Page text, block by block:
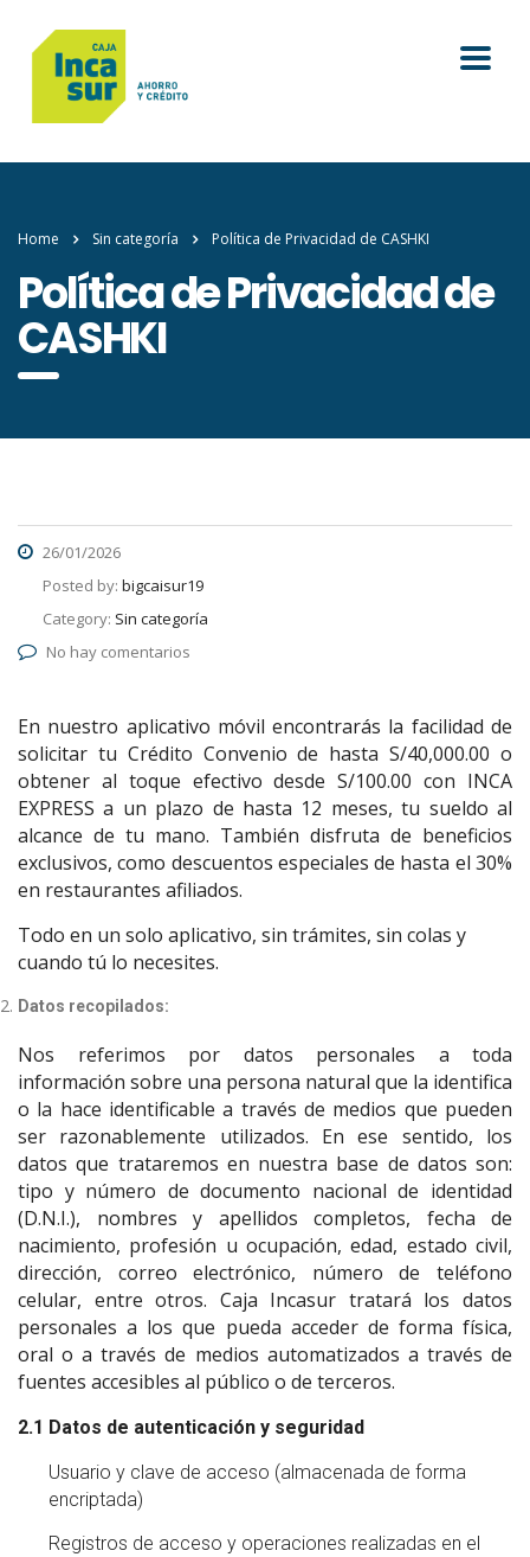
Home Sin categoría Política de Privacidad de CASHKI
Política de Privacidad de
CASHKI
26/01/2026
Posted by: bigcaisur19
Category: Sin categoría
No hay comentarios
En nuestro aplicativo móvil encontrarás la facilidad de
solicitar tu Crédito Convenio de hasta S/40,000.00 o
obtener al toque efectivo desde S/100.00 con INCA
EXPRESS a un plazo de hasta 12 meses, tu sueldo al
alcance de tu mano. También disfruta de beneficios
exclusivos, como descuentos especiales de hasta el 30%
en restaurantes afiliados.
Todo en un solo aplicativo, sin trámites, sin colas y
cuando tú lo necesites.
Datos recopilados:
Nos referimos por datos personales a toda
información sobre una persona natural que la identifica
o la hace identificable a través de medios que pueden
ser razonablemente utilizados. En ese sentido, los
datos que trataremos en nuestra base de datos son:
tipo y número de documento nacional de identidad
(D.N.I.), nombres y apellidos completos, fecha de
nacimiento, profesión u ocupación, edad, estado civil,
dirección, correo electrónico, número de teléfono
celular, entre otros. Caja Incasur tratará los datos
personales a los que pueda acceder de forma física,
oral o a través de medios automatizados a través de
fuentes accesibles al público o de terceros.
2.1 Datos de autenticación y seguridad
Usuario y clave de acceso (almacenada de forma
encriptada)
Registros de acceso y operaciones realizadas en el